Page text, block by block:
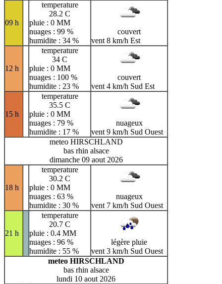
09 h
temperature
28.2 C
pluie : 0 MM
nuages : 99 %
humidite : 34 %
couvert
vent 8 km/h Est
12 h
temperature
34 C
pluie : 0 MM
nuages : 100 %
humidite : 23 %
couvert
vent 4 km/h Sud Est
15 h
temperature
35.5 C
pluie : 0 MM
nuages : 79 %
humidite : 17 %
nuageux
vent 9 km/h Sud Ouest
meteo HIRSCHLAND
bas rhin alsace
dimanche 09 aout 2026
18 h
temperature
30.2 C
pluie : 0 MM
nuages : 63 %
humidite : 30 %
nuageux
vent 7 km/h Sud Ouest
21 h
temperature
20.7 C
pluie : 0.4 MM
nuages : 96 %
humidite : 55 %
légère pluie
vent 3 km/h Sud Ouest
meteo HIRSCHLAND
bas rhin alsace
lundi 10 aout 2026